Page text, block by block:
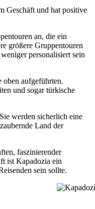
Geschäft und hat positive
an, die ein
größere Gruppentouren
personalisiert sein
oben aufgeführten.
und sogar türkische
werden sicherlich eine
Land der
faszinierender
ist Kapadozia ein
sein sollte.